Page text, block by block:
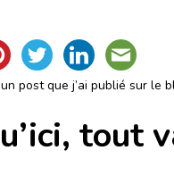
post que j’ai publié sur le
tout